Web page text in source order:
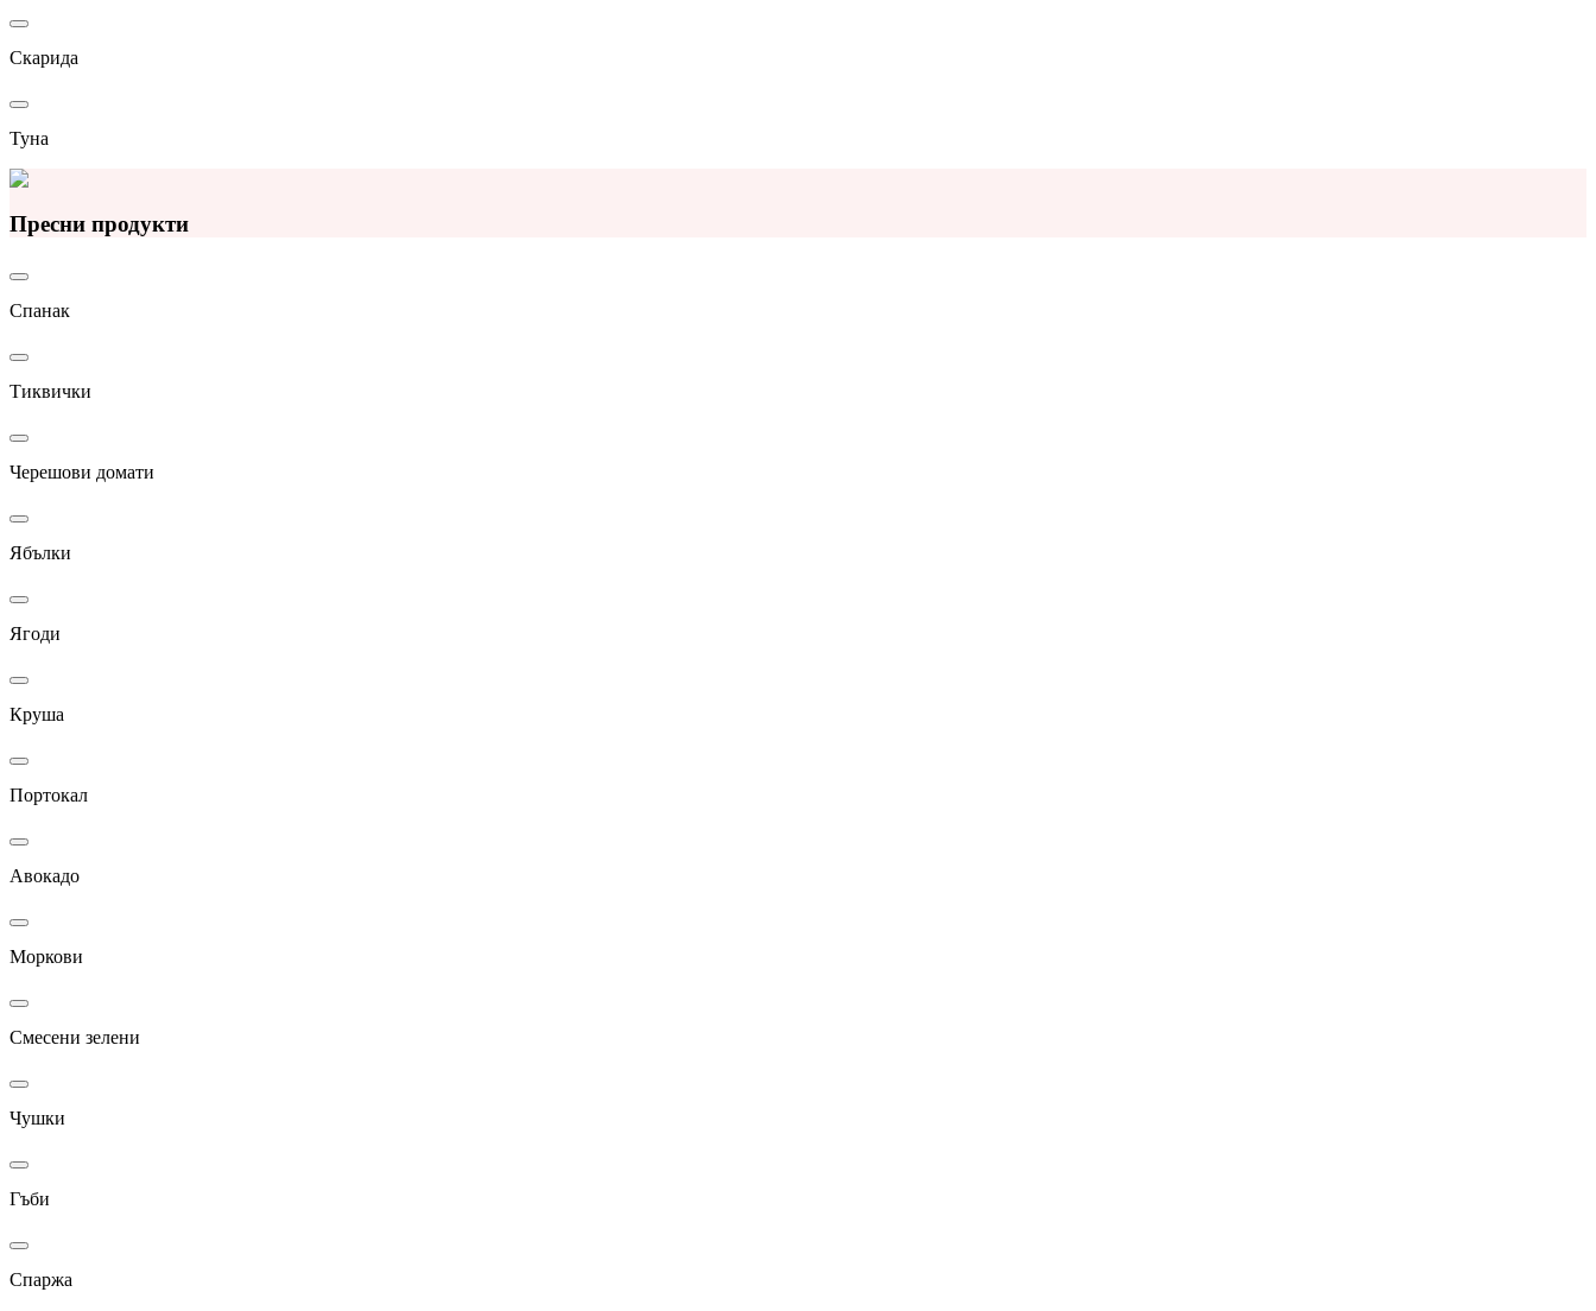
Скарида
Туна
Пресни продукти
Спанак
Тиквички
Черешови домати
Ябълки
Ягоди
Круша
Портокал
Авокадо
Моркови
Смесени зелени
Чушки
Гъби
Спаржа